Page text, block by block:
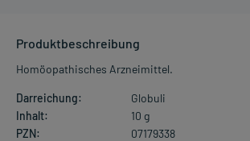
Produktbeschreibung
Homöopathisches Arzneimittel.
Darreichung:
Globuli
Inhalt:
10 g
PZN:
07179338